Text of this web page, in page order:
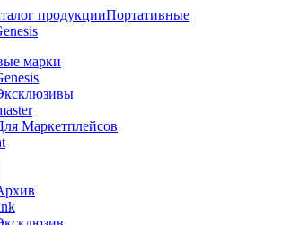
продукцииПортативные
марки
Маркетплейсов